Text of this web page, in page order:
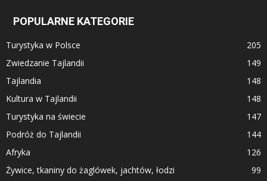
POPULARNE KATEGORIE
Turystyka w Polsce
205
Zwiedzanie Tajlandii
149
Tajlandia
148
Kultura w Tajlandii
148
Turystyka na świecie
147
Podróż do Tajlandii
144
Afryka
126
Żywice, tkaniny do żaglówek, jachtów, łodzi
99